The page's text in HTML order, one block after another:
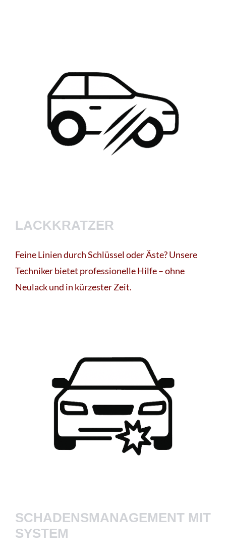
LACKKRATZER
Feine Linien durch Schlüssel oder Äste? Unsere
Techniker bietet professionelle Hilfe – ohne
Neulack und in kürzester Zeit.
SCHADENSMANAGEMENT MIT
SYSTEM